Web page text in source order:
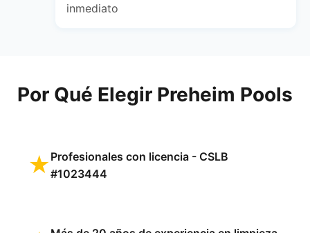
inmediato
Por Qué Elegir Preheim Pools
★ Profesionales con licencia - CSLB
#1023444